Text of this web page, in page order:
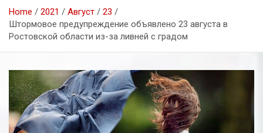
Home 2021 Август
23
Штормовое предупреждение объявлено 23 августа в
Ростовской области из-за ливней с градом